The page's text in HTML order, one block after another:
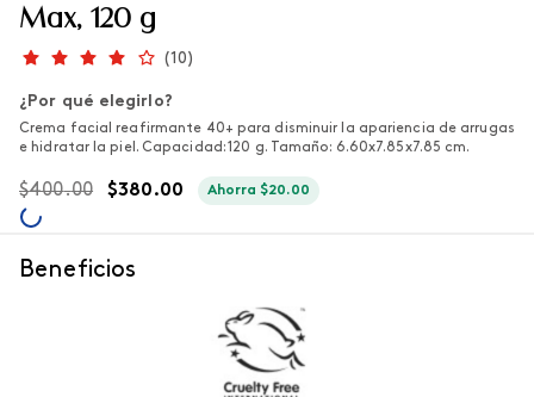
Max, 120 g
(10)
¿Por qué elegirlo?
Crema facial reafirmante 40+ para disminuir la apariencia de arrugas
e hidratar la piel. Capacidad: 120 g. Tamaño: 6.60x7.85x7.85 cm.
$400.00 $380.00 Ahorra$20.00
Beneficios